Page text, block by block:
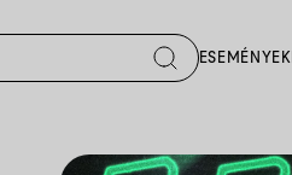
ESEMÉNYEK